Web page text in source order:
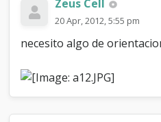
R
S
M
Zeus Cell
20 Apr, 2012, 5:55 pm
necesito algo de